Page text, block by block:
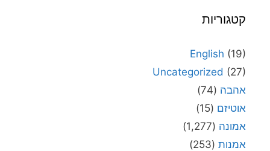
קטגוריות
English (19)
Uncategorized (27)
אהבה (74)
אוטיזם (15)
אמונה (1,277)
אמנות (253)